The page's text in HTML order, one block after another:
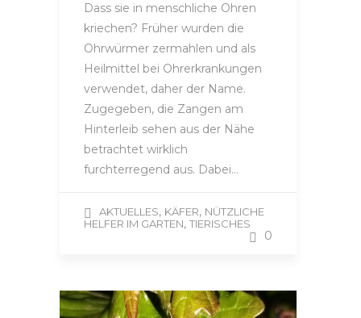
Dass sie in menschliche Ohren
kriechen? Früher wurden die
Ohrwürmer zermahlen und als
Heilmittel bei Ohrerkrankungen
verwendet, daher der Name.
Zugegeben, die Zangen am
Hinterleib sehen aus der Nähe
betrachtet wirklich
furchterregend aus. Dabei…
AKTUELLES, KÄFER, NÜTZLICHE
HELFER IM GARTEN, TIERISCHES
0